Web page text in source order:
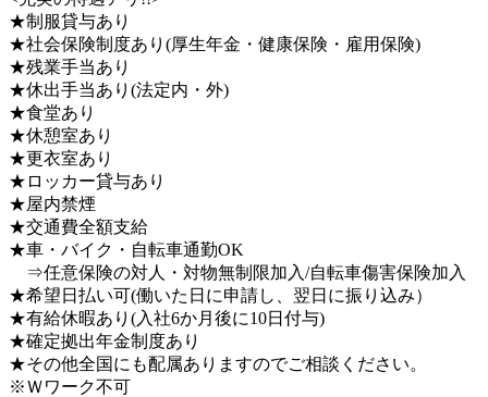
★制服貸与あり
★社会保険制度あり(厚生年金・健康保険・雇用保険)
★残業手当あり
★休出手当あり(法定内・外)
★食堂あり
★休憩室あり
★更衣室あり
★ロッカー貸与あり
★屋内禁煙
★交通費全額支給
★車・バイク・自転車通勤OK
⇒任意保険の対人・対物無制限加入/自転車傷害保険加入
★希望日払い可(働いた日に申請し、翌日に振り込み）
★有給休暇あり(入社6か月後に10日付与)
★確定拠出年金制度あり
★その他全国にも配属ありますのでご相談ください。
※Ｗワーク不可